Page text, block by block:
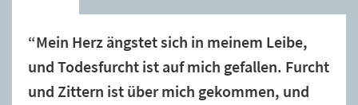
“Mein Herz ängstet sich in meinem Leibe,
und Todesfurcht ist auf mich gefallen. Furcht
und Zittern ist über mich gekommen, und